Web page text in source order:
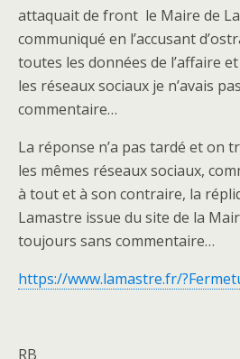
attaquait de front le Maire de
communiqué en l’accusant
toutes les données de l’affaire
les réseaux sociaux je n’avais
commentaire…
La réponse n’a pas tardé et on
les mêmes réseaux sociaux,
à tout et à son contraire, la
Lamastre issue du site de la
toujours sans commentaire…
https://www.lamastre.fr/
RB